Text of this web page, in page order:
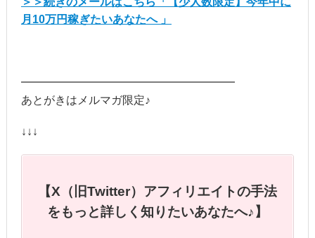
月10万円稼ぎたいあなたへ 」
━━━━━━━━━━━━━━━━━━━
あとがきはメルマガ限定♪
↓↓↓
【X（旧Twitter）アフィリエイトの手法
をもっと詳しく知りたいあなたへ♪】